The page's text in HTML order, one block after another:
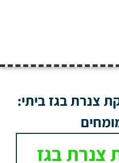
צנרת בגז ביתי:
צנרת בגז